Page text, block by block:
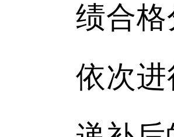
绩合
依次